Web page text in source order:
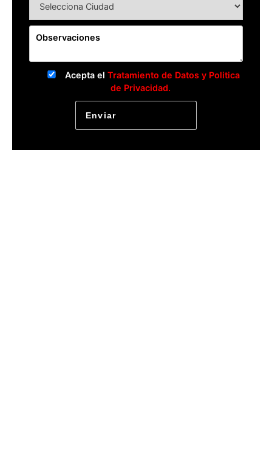
Acepta elTratamiento de Datos y Politica
de Privacidad.